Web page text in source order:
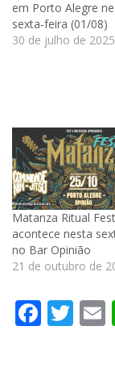
em Porto Alegre
sexta-feira (01/08)
30 de julho de 2025
Matanza Ritual Fest
acontece nesta
no Bar Opinião
21 de outubro de